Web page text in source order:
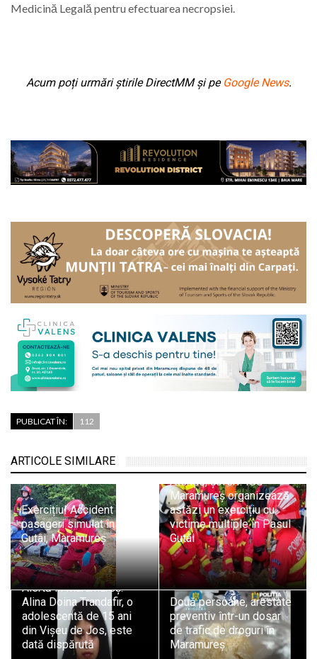
Medicină Legală pentru efectuarea necropsiei.
Acum poți urmări știrile DirectMM și pe Google News.
PUBLICAT ÎN: 112
ARTICOLE SIMILARE
Exercițiu! Accident cu 11
pasageri simulat în Pasul
Gutâi, Maramureș
Atenție, șoferi! ISU
Maramureș organizează
astăzi un exercițiu cu
victime multiple în Pasul
Gutâi
Alertă în Maramureș:
Alina Doina Trandafir, o
adolescentă de 15 ani
din Vișeu de Jos, este
dată dispărută
Două persoane, arestate
preventiv într-un dosar
de trafic de droguri în
Maramureș